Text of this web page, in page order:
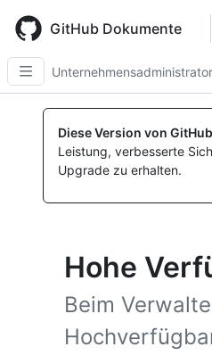
main
content
GitHub Dokumente
Diese Version von
Leistung, verbesserte
Upgrade zu erhalten.
Hohe
Beim